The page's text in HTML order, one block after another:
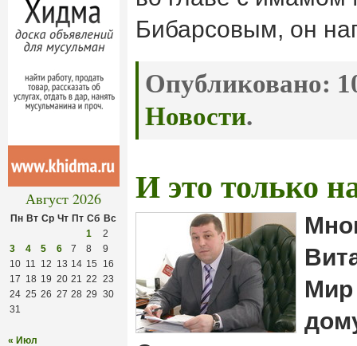
Август 2026
Пн Вт Ср Чт Пт Сб Вс
1
2
3
4 5 6 7 8
9
10 11 12 13 14 15
16
17 18 19 20 21 22 23
24 25 26 27 28 29 30
31
« Июл
Бибарсовым, он
Опубликовано:
Новости.
И это только